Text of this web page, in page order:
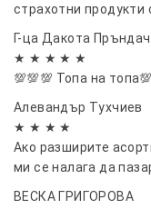
страхотни продукти
Г-ца Дакота
★ ★ ★ ★ ★
💯💯💯 Топа на
Алевандър Тухчиев
★ ★ ★ ★
Ако разширите
ми се налага да
ВЕСКА ГРИГОРОВА